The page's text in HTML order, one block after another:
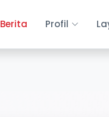
Berita Profil